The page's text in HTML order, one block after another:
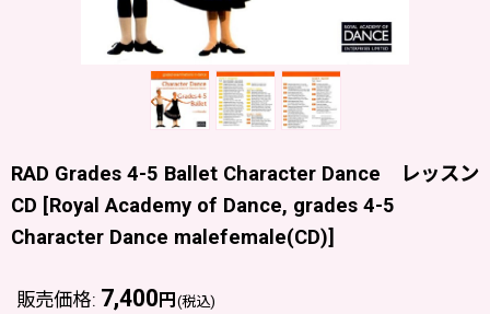
RAD Grades 4-5 Ballet Character Dance レッスン
CD [Royal Academy of Dance, grades 4-5
Character Dance malefemale(CD)]
販売価格: 7,400 円 (税込)